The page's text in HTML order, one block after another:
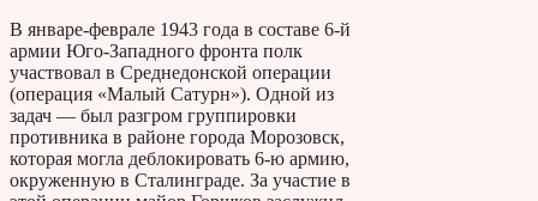
В январе-феврале 1943 года в составе 6-й
армии Юго-Западного фронта полк
участвовал в Среднедонской операции
(операция «Малый Сатурн»). Одной из
задач — был разгром группировки
противника в районе города Морозовск,
которая могла деблокировать 6-ю армию,
окруженную в Сталинграде. За участие в